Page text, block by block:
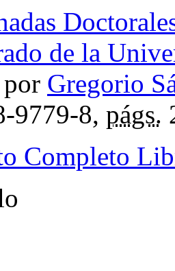
de la
por Gregorio
9779-8, págs.
Completo